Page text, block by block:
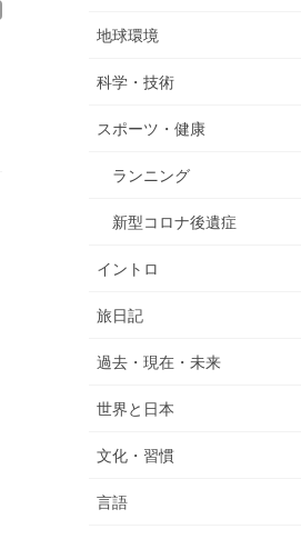
地球環境
科学・技術
スポーツ・健康
ランニング
新型コロナ後遺症
イントロ
旅日記
過去・現在・未来
世界と日本
文化・習慣
言語